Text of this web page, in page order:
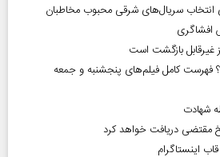
انتخاب سریال‌های شرقی محبوب مخاطبان
افشاگری
غیرقابل بازگشت است
فهرست کامل فیلم‌های پنجشنبه و جمعه
شهادت
مقتضی دریافت خواهد کرد
اینستاگرام